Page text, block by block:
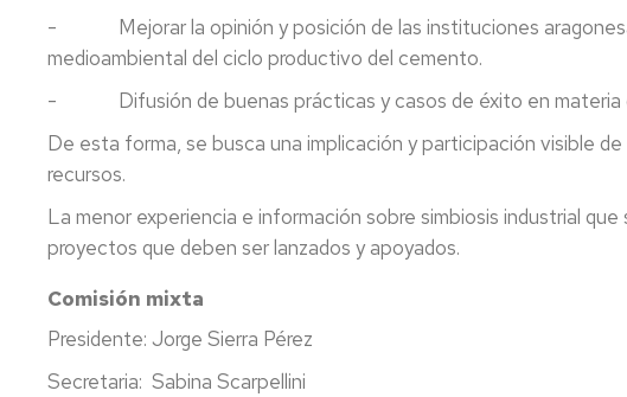
- Mejorar la opinión y posición de las instituciones aragonesas
medioambiental del ciclo productivo del cemento.
- Difusión de buenas prácticas y casos de éxito en materia
De esta forma, se busca una implicación y participación visible
recursos.
La menor experiencia e información sobre simbiosis industrial
proyectos que deben ser lanzados y apoyados.
Comisión mixta
Presidente: Jorge Sierra Pérez
Secretaria: Sabina Scarpellini